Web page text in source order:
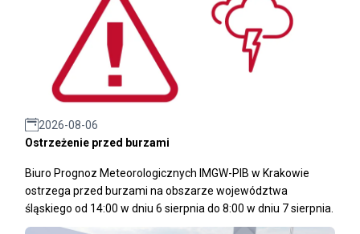
2026-08-06
Ostrzeżenie przed burzami
Biuro Prognoz Meteorologicznych IMGW-PIB w Krakowie
ostrzega przed burzami na obszarze województwa
śląskiego od 14:00 w dniu 6 sierpnia do 8:00 w dniu 7 sierpnia.